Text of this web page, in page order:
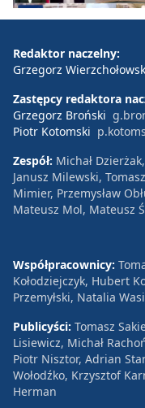
Redaktor naczelny:
Grzegorz
Zastępcy redaktora
Grzegorz Broński
Piotr Kotomski
Zespół: Michał
Janusz Milewski,
Mimier, Przemysław
Mateusz Mol, Mateusz
Współpracownicy:
Kołodziejczyk, Hubert
Przemyłski, Natalia
Publicyści: Tomasz
Lisiewicz, Michał
Piotr Nisztor, Adrian
Wołodźko, Krzysztof
Herman